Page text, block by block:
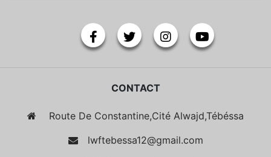
CONTACT
Route De Constantine,Cité Alwajd,Tébéssa
lwftebessa12@gmail.com